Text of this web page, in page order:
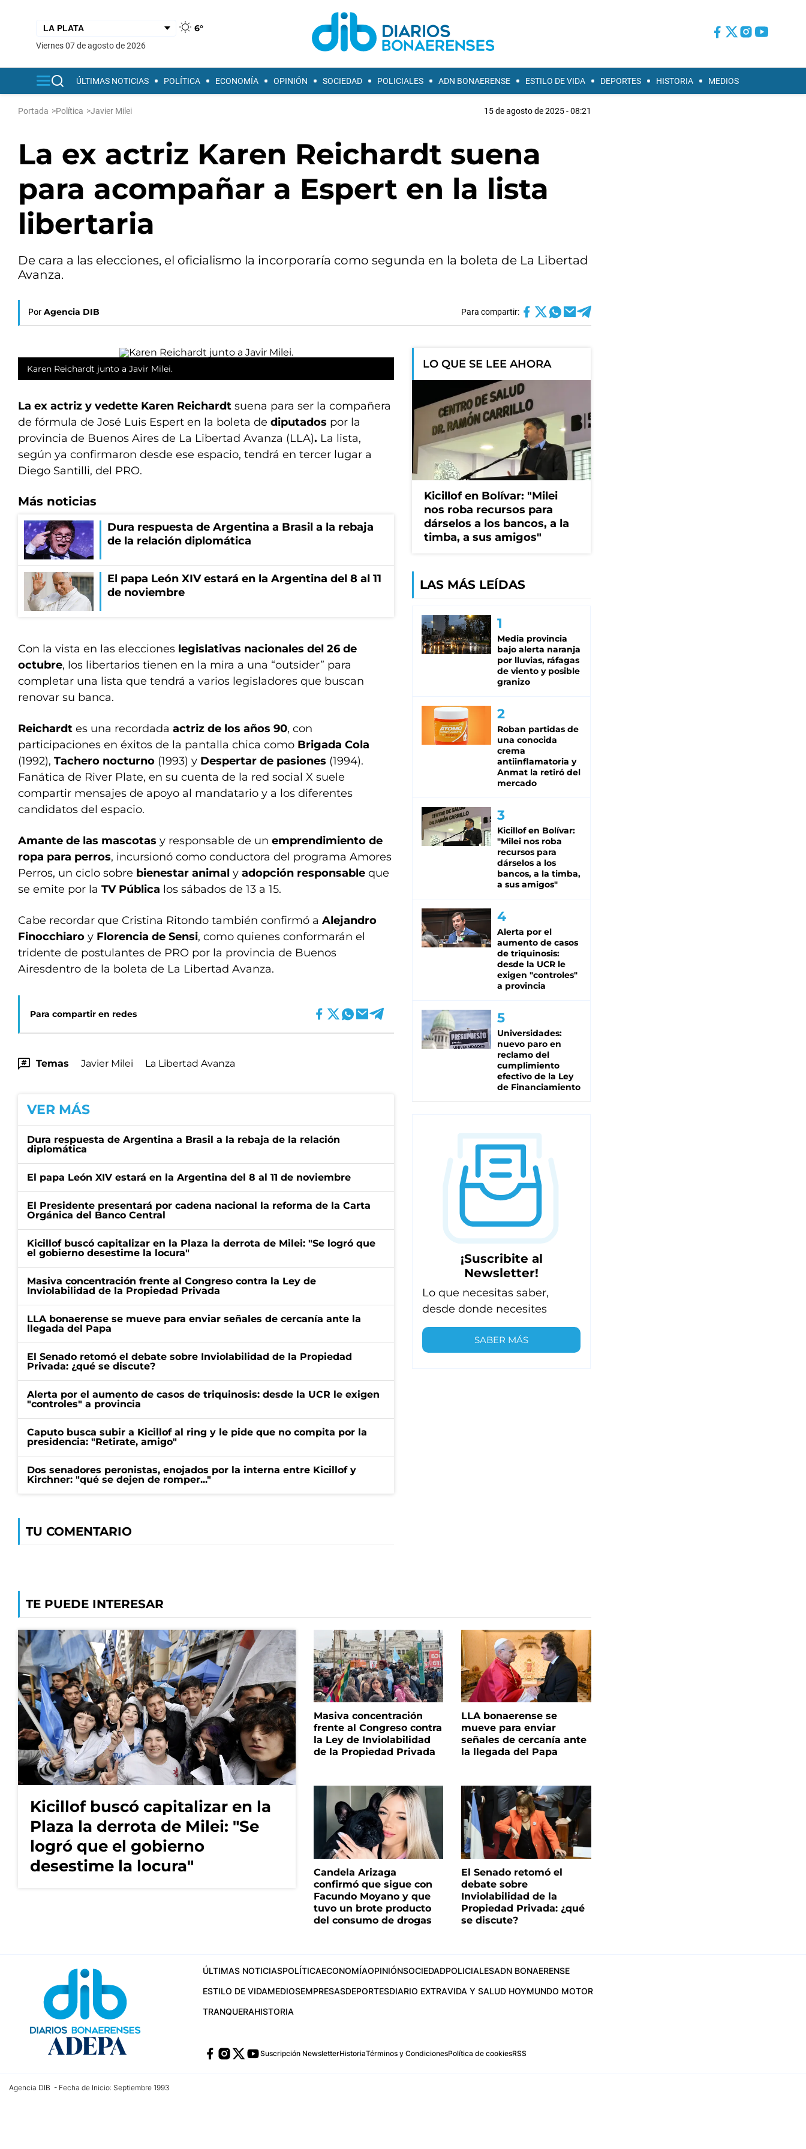
6°
viernes 07 de agosto de 2026
ÚLTIMAS NOTICIAS POLÍTICA ECONOMÍA OPINIÓN SOCIEDAD POLICIALES ADN BONAERENSE ESTILO DE VIDA DEPORTES HISTORIA MEDIOS
Portada >Política >Javier Milei 15 de agosto de 2025 - 08:21
La ex actriz Karen Reichardt suena
para acompañar a Espert en la lista
libertaria
De cara a las elecciones, el oficialismo la incorporaría como segunda en la boleta de La Libertad
Avanza.
Por Agencia DIB Para compartir:
Karen Reichardt junto a Javir Milei.
La ex actriz y vedette Karen Reichardt suena para ser la compañera
de fórmula de José Luis Espert en la boleta de diputados por la
provincia de Buenos Aires de La Libertad Avanza (LLA). La lista,
según ya confirmaron desde ese espacio, tendrá en tercer lugar a
Diego Santilli, del PRO.
Más noticias
Dura respuesta de Argentina a Brasil a la rebaja
de la relación diplomática
El papa León XIV estará en la Argentina del 8 al 11
de noviembre
Con la vista en las elecciones legislativas nacionales del 26 de
octubre, los libertarios tienen en la mira a una “outsider” para
completar una lista que tendrá a varios legisladores que buscan
renovar su banca.
Reichardt es una recordada actriz de los años 90, con
participaciones en éxitos de la pantalla chica como Brigada Cola
(1992), Tachero nocturno (1993) y Despertar de pasiones (1994).
Fanática de River Plate, en su cuenta de la red social X suele
compartir mensajes de apoyo al mandatario y a los diferentes
candidatos del espacio.
Amante de las mascotas y responsable de un emprendimiento de
ropa para perros, incursionó como conductora del programa Amores
Perros, un ciclo sobre bienestar animal y adopción responsable que
se emite por la TV Pública los sábados de 13 a 15.
Cabe recordar que Cristina Ritondo también confirmó a Alejandro
Finocchiaro y Florencia de Sensi, como quienes conformarán el
tridente de postulantes de PRO por la provincia de Buenos
Airesdentro de la boleta de La Libertad Avanza.
Para compartir en redes
Temas Javier Milei La Libertad Avanza
VER MÁS
Dura respuesta de Argentina a Brasil a la rebaja de la relación
diplomática
El papa León XIV estará en la Argentina del 8 al 11 de noviembre
El Presidente presentará por cadena nacional la reforma de la Carta
Orgánica del Banco Central
Kicillof buscó capitalizar en la Plaza la derrota de Milei: "Se logró que
el gobierno desestime la locura"
Masiva concentración frente al Congreso contra la Ley de
Inviolabilidad de la Propiedad Privada
LLA bonaerense se mueve para enviar señales de cercanía ante la
llegada del Papa
El Senado retomó el debate sobre Inviolabilidad de la Propiedad
Privada: ¿qué se discute?
Alerta por el aumento de casos de triquinosis: desde la UCR le exigen
"controles" a provincia
Caputo busca subir a Kicillof al ring y le pide que no compita por la
presidencia: "Retirate, amigo"
Dos senadores peronistas, enojados por la interna entre Kicillof y
Kirchner: "qué se dejen de romper..."
TU COMENTARIO
LO QUE SE LEE AHORA
Kicillof en Bolívar: "Milei
nos roba recursos para
dárselos a los bancos, a la
timba, a sus amigos"
LAS MÁS LEÍDAS
Media provincia
bajo alerta naranja
por lluvias, ráfagas
de viento y posible
granizo
Roban partidas de
una conocida
crema
antiinflamatoria y
Anmat la retiró del
mercado
Kicillof en Bolívar:
"Milei nos roba
recursos para
dárselos a los
bancos, a la timba,
a sus amigos"
Alerta por el
aumento de casos
de triquinosis:
desde la UCR le
exigen "controles"
a provincia
Universidades:
nuevo paro en
reclamo del
cumplimiento
efectivo de la Ley
de Financiamiento
¡Suscribite al
Newsletter!
Lo que necesitas saber,
desde donde necesites
SABER MÁS
TE PUEDE INTERESAR
Kicillof buscó capitalizar en la
Plaza la derrota de Milei: "Se
logró que el gobierno
desestime la locura"
Masiva concentración
frente al Congreso contra
la Ley de Inviolabilidad
de la Propiedad Privada
LLA bonaerense se
mueve para enviar
señales de cercanía ante
la llegada del Papa
Candela Arizaga
confirmó que sigue con
Facundo Moyano y que
tuvo un brote producto
del consumo de drogas
El Senado retomó el
debate sobre
Inviolabilidad de la
Propiedad Privada: ¿qué
se discute?
ÚLTIMAS NOTICIASPOLÍTICAECONOMÍAOPINIÓNSOCIEDADPOLICIALESADN BONAERENSE
ESTILO DE VIDAMEDIOSEMPRESASDEPORTESDIARIO EXTRAVIDA Y SALUD HOYMUNDO MOTOR
TRANQUERAHISTORIA
Suscripción NewsletterHistoriaTérminos y CondicionesPolítica de cookiesRSS
Agencia DIB - Fecha de Inicio: Septiembre 1993